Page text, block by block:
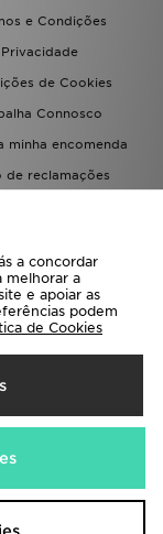
e Condições
Privacidade
de Cookies
Connosco
minha encomenda
de reclamações
a concordar
melhorar a
e apoiar as
podem
de Cookies